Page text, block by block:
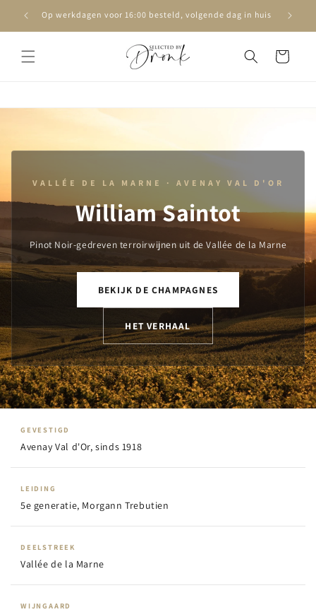
naar deOp werkdagen voor 16:00 besteld, volgende dag in huis
Winkelwagen
VALLÉE DE LA MARNE · AVENAY VAL D'OR
William Saintot
Pinot Noir-gedreven terroirwijnen uit de Vallée de la Marne
BEKIJK DE CHAMPAGNES
HET VERHAAL
GEVESTIGD
Avenay Val d'Or, sinds 1918
LEIDING
5e generatie, Morgann Trebutien
DEELSTREEK
Vallée de la Marne
WIJNGAARD